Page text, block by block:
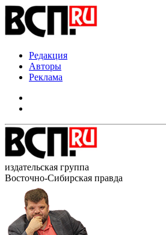
Редакция
Авторы
Реклама
издательская группа
Восточно-Сибирская правда